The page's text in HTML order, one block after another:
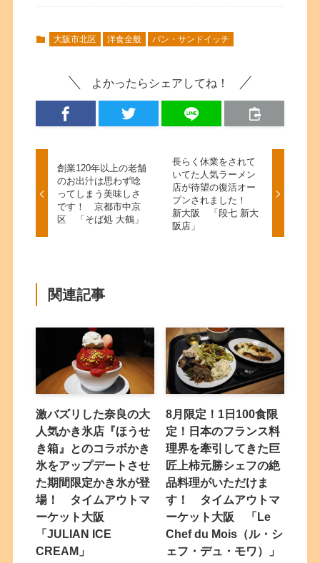
大阪市北区 洋食全般 パン・サンドイッチ
よかったらシェアしてね！
創業120年以上の老舗
のお出汁は思わず唸
ってしまう美味しさ
です！ 京都市中京
区 「そば処 大鶴」
長らく休業をされて
いてた人気ラーメン
店が待望の復活オー
プンされました！
新大阪 「段七 新大
阪店」
関連記事
激バズリした奈良の大
人気かき氷店『ほうせ
き箱』とのコラボかき
氷をアップデートさせ
た期間限定かき氷が登
場！ タイムアウトマ
ーケット大阪
「JULIAN ICE
CREAM」
8月限定！1日100食限
定！日本のフランス料
理界を牽引してきた巨
匠上柿元勝シェフの絶
品料理がいただけま
す！ タイムアウトマ
ーケット大阪 「Le
Chef du Mois（ル・シ
ェフ・デュ・モワ）」